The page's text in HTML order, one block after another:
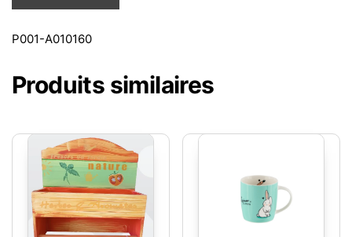
P001-A010160
Produits similaires